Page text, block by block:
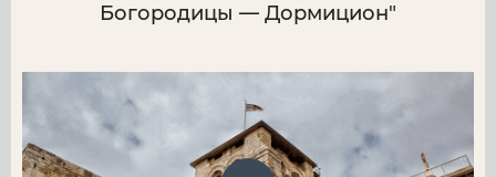
Богородицы — Дормицион"